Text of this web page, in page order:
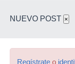
NUEVO POST ×
Regístrate o